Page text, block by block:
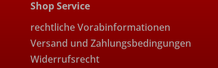
Shop Service
rechtliche Vorabinformationen
Versand und Zahlungsbedingungen
Widerrufsrecht